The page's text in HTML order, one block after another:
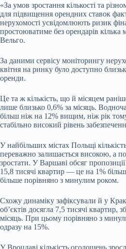
«За умов зростання кількості та
для підвищення орендних ставок
нерухомості усвідомлюють ризик
простоюватиме без орендарів
Вельго.
За даними сервісу моніторингу
квітня на ринку було доступно
оренди.
Це та ж кількість, що й місяцем
лише близько 0,6% за місяць.
більш ніж на 12% вищим, ніж рік
стабільно високий рівень
У найбільших містах Польщі
переважно залишається високою, а
зростати. У Варшаві обсяг
15,8 тисячі квартир — це на 1%
більше порівняно з минулим роком.
Схожу динаміку зафіксували й у
об’єктів досягла 7,5 тисячі квартир,
місяць. При цьому порівняно з
одразу на 15%.
У Вроцлаві кількість оголошень